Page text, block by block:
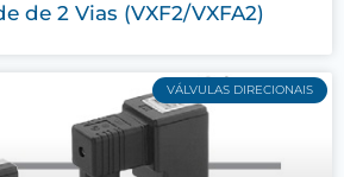
de 2 Vias (VXF2/VXFA2)
VÁLVULAS DIRECIONAIS